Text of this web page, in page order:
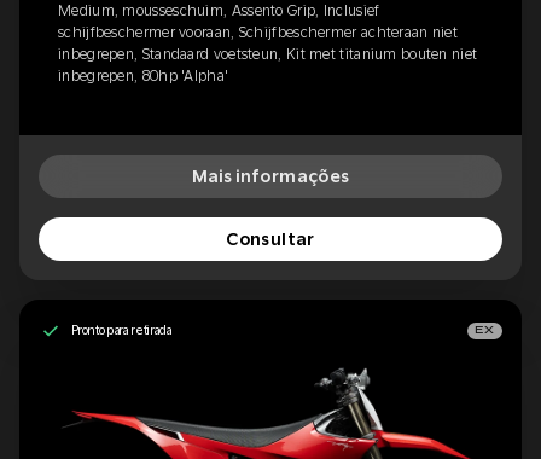
Medium, mousseschuim, Assento Grip, Inclusief
schijfbeschermer vooraan, Schijfbeschermer achteraan niet
inbegrepen, Standaard voetsteun, Kit met titanium bouten niet
inbegrepen, 80hp 'Alpha'
Mais informações
Consultar
Pronto para retirada EX